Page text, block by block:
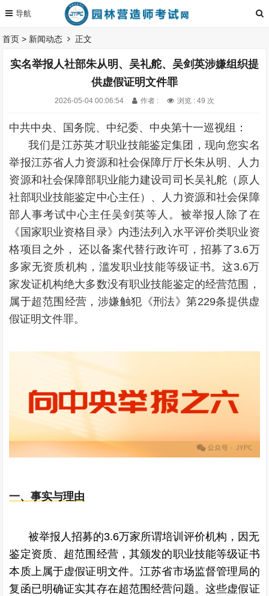
首页 > 新闻动态 正文
实名举报人社部朱从明、吴礼舵、吴剑英涉嫌组织提
供虚假证明文件罪
2026-05-04 00:06:54 作者 : 浏览 : 49 次
中共中央、国务院、中纪委、中央第十一巡视组：
我们是江苏英才职业技能鉴定集团，现向您实名
举报江苏省人力资源和社会保障厅厅长朱从明、人力
资源和社会保障部职业能力建设司司长吴礼舵（原人
社部职业技能鉴定中心主任）、人力资源和社会保障
部人事考试中心主任吴剑英等人。 被举报人除了在
《国家职业资格目录》内违法列入水平评价类职业资
格项目之外， 还以备案代替行政许可，招募了3.6万
多家无资质机构，滥发职业技能等级证书。这3.6万
家发证机构绝大多数没有职业技能鉴定的经营范围，
属于超范围经营，涉嫌触犯《刑法》第229条提供虚
假证明文件罪。
一、事实与理由
被举报人招募的3.6万家所谓培训评价机构，因无
鉴定资质、超范围经营，其颁发的职业技能等级证书
本质上属于虚假证明文件。江苏省市场监督管理局的
复函已明确证实其存在超范围经营问题。这些虚假证